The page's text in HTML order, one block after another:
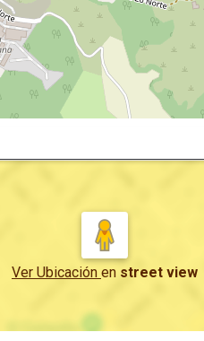
Ver Ubicación en street view